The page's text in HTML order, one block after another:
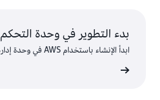
بدء التطوير في وحدة التحكم
ابدأ الإنشاء باستخدام AWS في وحدة إدارة تحكم AWS.